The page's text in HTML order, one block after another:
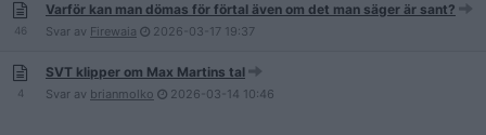
46
Varför kan man dömas för förtal även om det man säger är sant?
Svar av Firewaia 2026-03-17 19:37
4
SVT klipper om Max Martins tal
Svar av brianmolko 2026-03-14 10:46